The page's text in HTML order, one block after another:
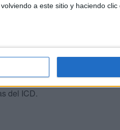
a este sitio y haciendo
con unas 700 plazas
que se cumplen todas las
todas las categorías. La
del ICD.